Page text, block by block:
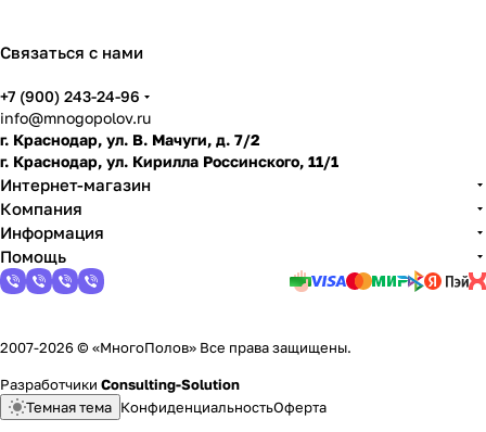
Связаться с нами
+7 (900) 243-24-96
info@mnogopolov.ru
г. Краснодар, ул. В. Мачуги, д. 7/2
г. Краснодар, ул. Кирилла Россинского, 11/1
Интернет-магазин
Компания
Информация
Помощь
2007-2026 © «МногоПолов» Все права защищены.
Разработчики Consulting-Solution
Темная тема КонфиденциальностьОферта